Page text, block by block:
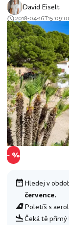
David Eiselt
2018-04-
- %
Hledej v
července.
Poletíš s
Čeká tě